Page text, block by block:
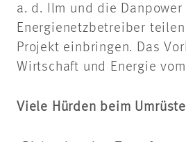
a. d. Ilm und die
Energienetzbetreiber
Projekt einbringen. Das
Wirtschaft und Energie
Viele Hürden beim